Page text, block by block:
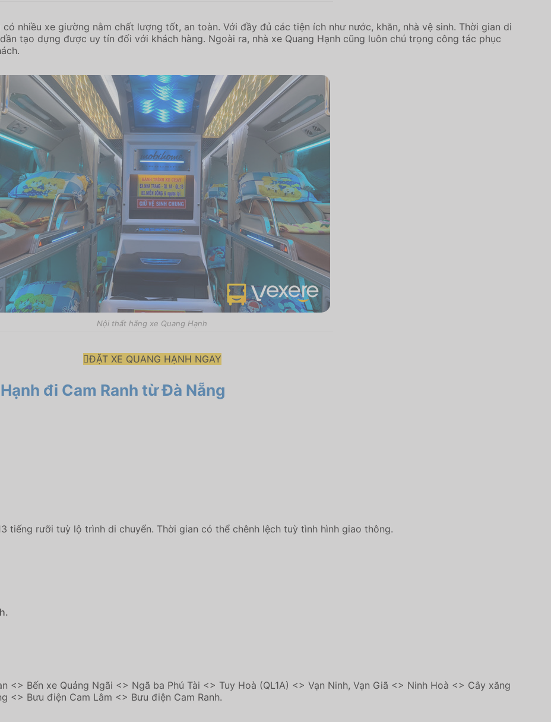
nhiều xe giường nằm chất lượng tốt, an toàn. Với đầy đủ các tiện ích như nước, khăn, nhà vệ sinh. Thời gian di
tạo dựng được uy tín đối với khách hàng. Ngoài ra, nhà xe Quang Hạnh cũng luôn chú trọng công tác phục
Nội thất hãng xe Quang Hạnh
ĐẶT XE QUANG HẠNH NGAY
đi Cam Ranh từ Đà Nẵng
tiếng rưỡi tuỳ lộ trình di chuyển. Thời gian có thể chênh lệch tuỳ tình hình giao thông.
<> Bến xe Quảng Ngãi <> Ngã ba Phú Tài <> Tuy Hoà (QL1A) <> Vạn Ninh, Vạn Giã <> Ninh Hoà <> Cây xăng
<> Bưu điện Cam Lâm <> Bưu điện Cam Ranh.